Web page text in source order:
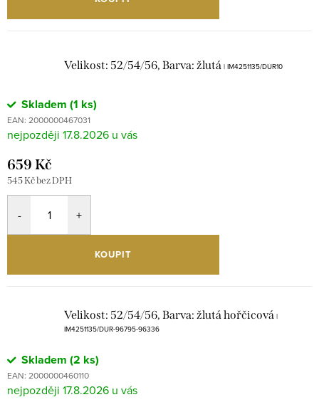
Velikost: 52/54/56, Barva: žlutá | IM4251135/DUR10
Skladem (1 ks)
EAN: 2000000467031
17.8.2026
659 Kč
545 Kč bez DPH
KOUPIT
Velikost: 52/54/56, Barva: žlutá hořčicová |
IM4251135/DUR-96795-96336
Skladem (2 ks)
EAN: 2000000460110
17.8.2026